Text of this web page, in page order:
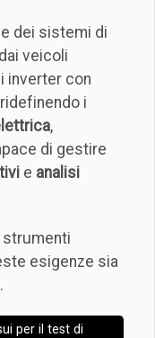
dei sistemi di
veicoli
inverter con
i
,
di gestire
e analisi
strumenti
esigenze sia
.
per il test di